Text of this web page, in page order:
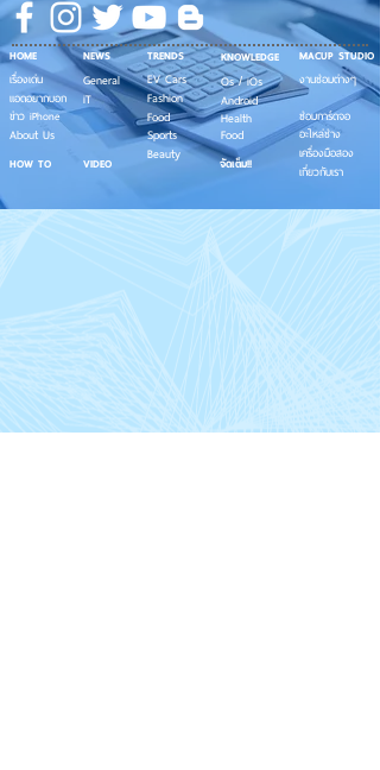
TRENDS
EV Cars
Fashion
Food
Sports
Beauty
KNOWLEDGE
Os / iOs
Android
Health
Food
MACUP STUDIO
งานซ่อมต่างๆ
ซ่อมการ์ดจอ
อะไหล่ช่าง
เครื่องมือสอง
เกี่ยวกับเรา
NEWS
General
iT
HOME
เรื่องเด่น
แอดอยากบอก
About Us
ข่าว iPhone
จัดเต็ม!!
HOW TO VIDEO